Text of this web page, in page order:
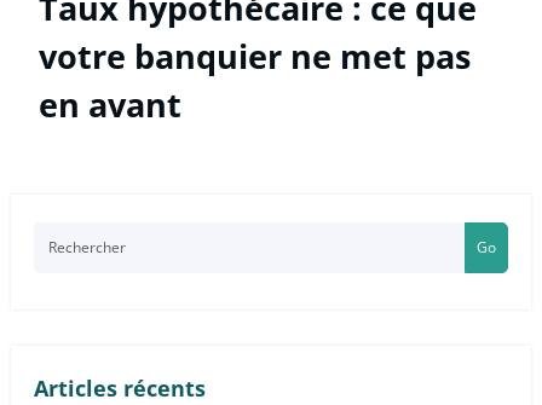
votre banquier ne met pas
en avant
Go
Articles récents